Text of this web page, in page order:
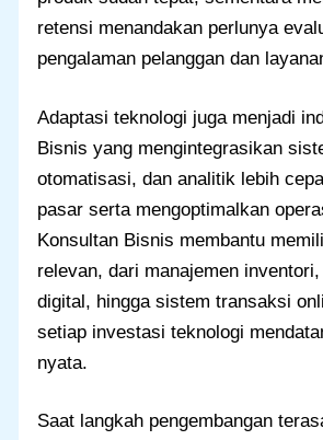
retensi menandakan perlunya
pengalaman pelanggan dan
Adaptasi teknologi juga menjadi
Bisnis yang mengintegrasikan
otomatisasi, dan analitik lebih
pasar serta mengoptimalkan
Konsultan Bisnis membantu
relevan, dari manajemen
digital, hingga sistem transaksi
setiap investasi teknologi
nyata.
Saat langkah pengembangan